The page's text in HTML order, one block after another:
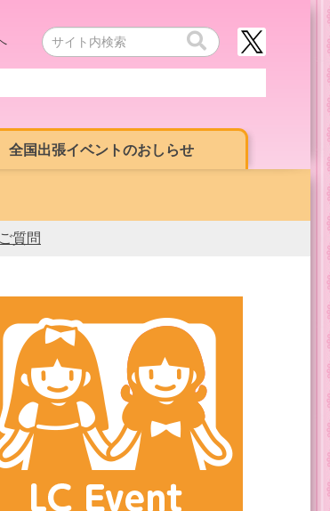
全国出張イベントのおしらせ
質問